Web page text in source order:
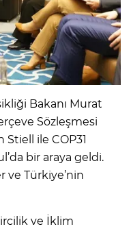
Bakanı Murat
Sözleşmesi
Stiell ile COP31
bir araya geldi.
ve Türkiye’nin
ve İklim